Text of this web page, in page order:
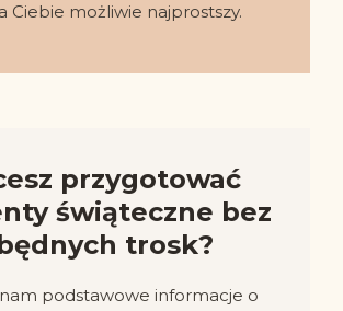
Ciebie możliwie najprostszy.
przygotować
świąteczne bez
trosk?
podstawowe informacje o